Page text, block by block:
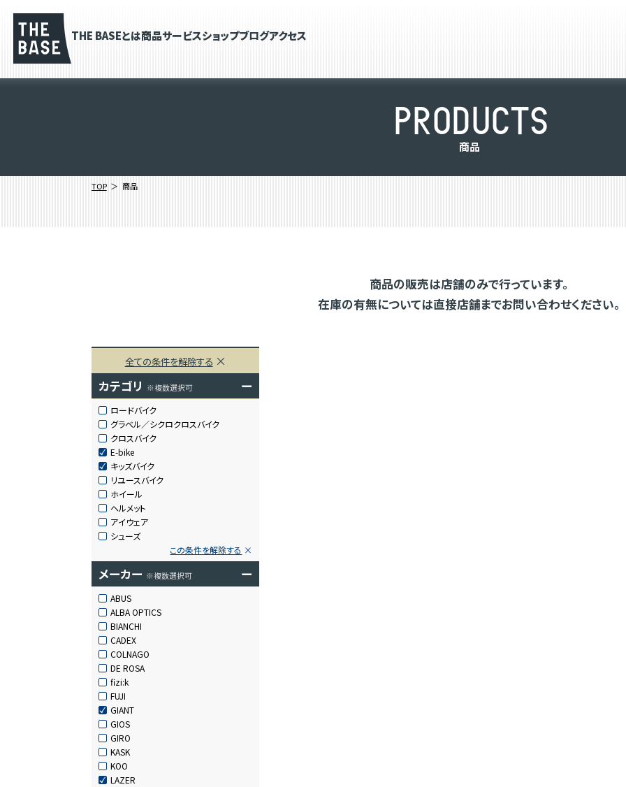
THE BASEとは商品サービスショップブログアクセス
PRODUCTS
商品
TOP 商品
商品の販売は店舗のみで行っています。
在庫の有無については直接店舗までお問い合わせください。
全ての条件を解除する
カテゴリ ※複数選択可 ー
ロードバイク
グラベル／シクロクロスバイク
クロスバイク
E-bike
キッズバイク
リユースバイク
ホイール
ヘルメット
アイウェア
シューズ
この条件を解除する
メーカー ※複数選択可 ー
ABUS
ALBA OPTICS
BIANCHI
CADEX
COLNAGO
DE ROSA
fizi:k
FUJI
GIANT
GIOS
GIRO
KASK
KOO
LAZER